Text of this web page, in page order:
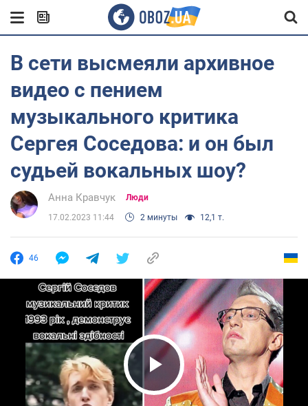
В сети высмеяли архивное
видео с пением
музыкального критика
Сергея Соседова: и он был
судьей вокальных шоу?
Анна Кравчук Люди
17.02.2023 11:44 2 минуты 12,1 т.
46
Play Video